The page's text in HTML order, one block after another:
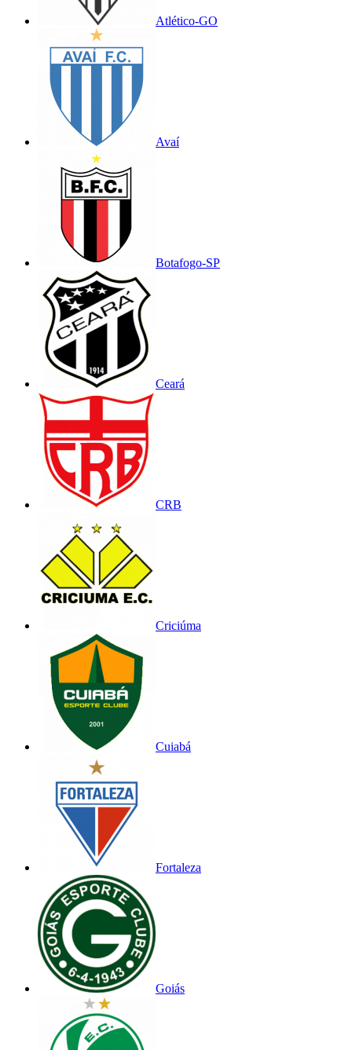
Atlético-GO
Avaí
Botafogo-SP
Ceará
CRB
Criciúma
Cuiabá
Fortaleza
Goiás